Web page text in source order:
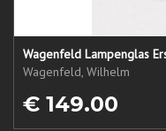
Wagenfeld Lampenglas
Wagenfeld, Wilhelm
€ 149.00